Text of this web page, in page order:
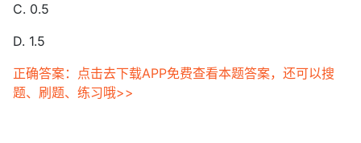
C. 0.5
D. 1.5
正确答案：点击去下载APP免费查看本题答案，还可以搜
题、刷题、练习哦>>